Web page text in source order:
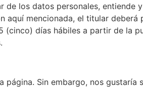
los datos personales, entiende
aquí mencionada, el titular
días hábiles a partir de la
Sin embargo, nos gustaría